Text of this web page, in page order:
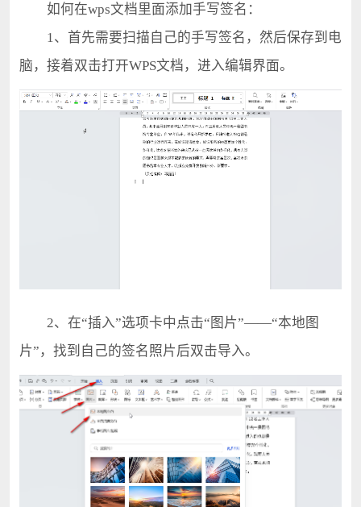
如何在wps文档里面添加手写签名：
1、首先需要扫描自己的手写签名，然后保存到电
脑，接着双击打开WPS文档，进入编辑界面。
2、在“插入”选项卡中点击“图片”——“本地图
片”，找到自己的签名照片后双击导入。